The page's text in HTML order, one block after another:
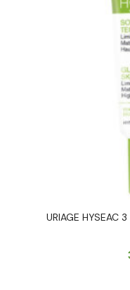
URIAGE HYSEAC